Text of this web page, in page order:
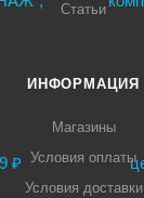
Статьи
ИНФОРМАЦИЯ
Магазины
Условия оплаты
Условия доставки